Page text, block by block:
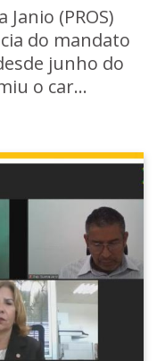
(PROS)
do mandato
junho do
o car...